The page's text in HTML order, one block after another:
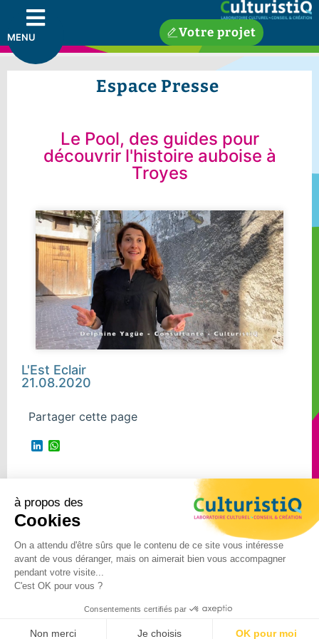
MENU Votre projet
Espace Presse
Le Pool, des guides pour
découvrir l'histoire auboise à
Troyes
L'Est Eclair
21.08.2020
Partager cette page
LinkedIn
Suivre Culturistiq
©2024 – CulturistiQ – Tous
droits réservés –Mentions
à propos des
Cookies
On a attendu d'être sûrs que le contenu de ce site vous intéresse
avant de vous déranger, mais on aimerait bien vous accompagner
pendant votre visite...
C'est OK pour vous ?
Consentements certifiés par
Non merci Je choisis OK pour moi